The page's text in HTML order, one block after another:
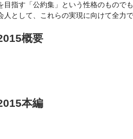
指す「公約集」という性格のものでも
人として、これらの実現に向けて全力
概要
本編